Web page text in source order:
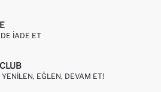
IADE ET
EĞLEN, DEVAM ET!